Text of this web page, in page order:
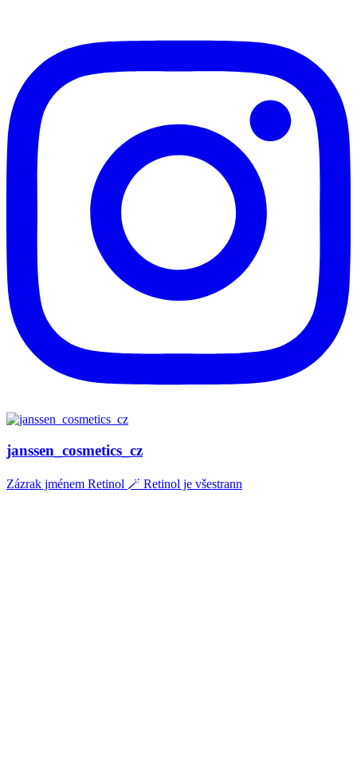
janssen_cosmetics_cz
Zázrak jménem Retinol 🪄 Retinol je všestrann